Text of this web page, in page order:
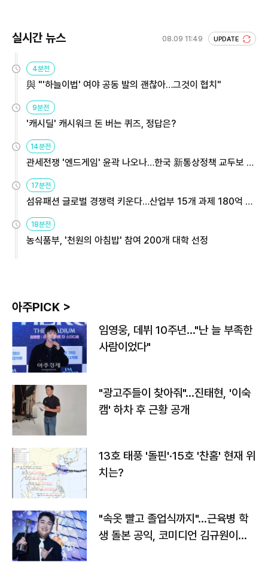
실시간 뉴스 08.09 11:49 UPDATE
4분전
與 "'하늘이법' 여야 공동 발의 괜찮아…그것이 협치"
9분전
'캐시딜' 캐시워크 돈 버는 퀴즈, 정답은?
14분전
관세전쟁 '엔드게임' 윤곽 나오나…한국 新통상정책 교두보 활
17분전
섬유패션 글로벌 경쟁력 키운다…산업부 15개 과제 180억 지
18분전
농식품부, '천원의 아침밥' 참여 200개 대학 선정
아주PICK >
임영웅, 데뷔 10주년…"난 늘 부족한
사람이었다"
"광고주들이 찾아줘"…진태현, '이숙
캠' 하차 후 근황 공개
13호 태풍 '돌핀'·15호 '찬홈' 현재 위
치는?
"속옷 빨고 졸업식까지"…근육병 학
생 돌본 공익, 코미디언 김규원이었